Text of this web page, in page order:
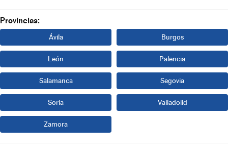
Provincias:
Ávila Burgos
León Palencia
Salamanca Segovia
Soria Valladolid
Zamora